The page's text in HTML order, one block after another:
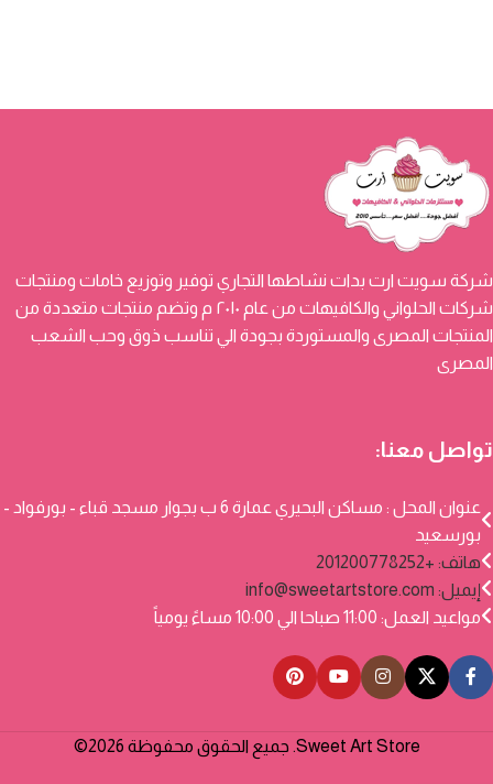
شركة سويت ارت بدات نشاطها التجاري توفير وتوزيع خامات ومنتجات
شركات الحلواني والكافيهات من عام ٢٠١٠ م وتضم منتجات متعددة من
المنتجات المصرى والمستوردة بجودة الي تناسب ذوق وحب الشعب
المصرى
تواصل معنا:
عنوان المحل : مساكن البحيري عمارة 6 ب بجوار مسجد قباء - بورفواد -
بورسعيد
هاتف: +201200778252
إيميل: info@sweetartstore.com
مواعيد العمل: 11:00 صباحا الي 10:00 مساءً يومياً
Sweet Art Store. جميع الحقوق محفوظة 2026©